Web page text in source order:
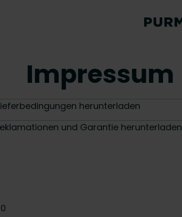
Impressum
herunterladen
und Garantie herunterladen